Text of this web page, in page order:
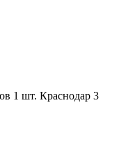
1 шт. Краснодар 3